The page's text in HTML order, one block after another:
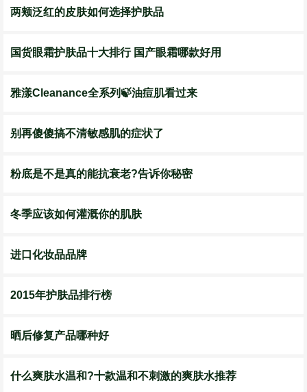
两颊泛红的皮肤如何选择护肤品
国货眼霜护肤品十大排行 国产眼霜哪款好用
雅漾Cleanance全系列🍃油痘肌看过来
别再傻傻搞不清敏感肌的症状了
粉底是不是真的能抗衰老?告诉你秘密
冬季应该如何灌溉你的肌肤
进口化妆品品牌
2015年护肤品排行榜
晒后修复产品哪种好
什么爽肤水温和?十款温和不刺激的爽肤水推荐